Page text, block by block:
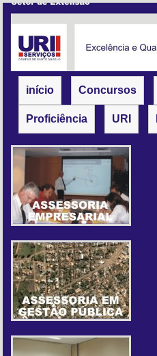
início Concursos
Proficiência URI